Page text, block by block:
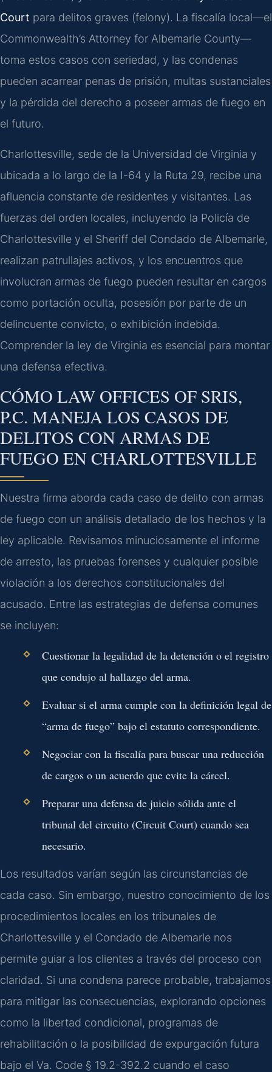
Court para delitos graves (felony). La fiscalía local—el
Commonwealth’s Attorney for Albemarle County—
toma estos casos con seriedad, y las condenas
pueden acarrear penas de prisión, multas sustanciales
y la pérdida del derecho a poseer armas de fuego en
el futuro.
Charlottesville, sede de la Universidad de Virginia y
ubicada a lo largo de la I-64 y la Ruta 29, recibe una
afluencia constante de residentes y visitantes. Las
fuerzas del orden locales, incluyendo la Policía de
Charlottesville y el Sheriff del Condado de Albemarle,
realizan patrullajes activos, y los encuentros que
involucran armas de fuego pueden resultar en cargos
como portación oculta, posesión por parte de un
delincuente convicto, o exhibición indebida.
Comprender la ley de Virginia es esencial para montar
una defensa efectiva.
CÓMO LAW OFFICES OF SRIS,
P.C. MANEJA LOS CASOS DE
DELITOS CON ARMAS DE
FUEGO EN CHARLOTTESVILLE
Nuestra firma aborda cada caso de delito con armas
de fuego con un análisis detallado de los hechos y la
ley aplicable. Revisamos minuciosamente el informe
de arresto, las pruebas forenses y cualquier posible
violación a los derechos constitucionales del
acusado. Entre las estrategias de defensa comunes
se incluyen:
Cuestionar la legalidad de la detención o el registro
que condujo al hallazgo del arma.
Evaluar si el arma cumple con la definición legal de
“arma de fuego” bajo el estatuto correspondiente.
Negociar con la fiscalía para buscar una reducción
de cargos o un acuerdo que evite la cárcel.
Preparar una defensa de juicio sólida ante el
tribunal del circuito (Circuit Court) cuando sea
necesario.
Los resultados varían según las circunstancias de
cada caso. Sin embargo, nuestro conocimiento de los
procedimientos locales en los tribunales de
Charlottesville y el Condado de Albemarle nos
permite guiar a los clientes a través del proceso con
claridad. Si una condena parece probable, trabajamos
para mitigar las consecuencias, explorando opciones
como la libertad condicional, programas de
rehabilitación o la posibilidad de expurgación futura
bajo el Va. Code § 19.2-392.2 cuando el caso